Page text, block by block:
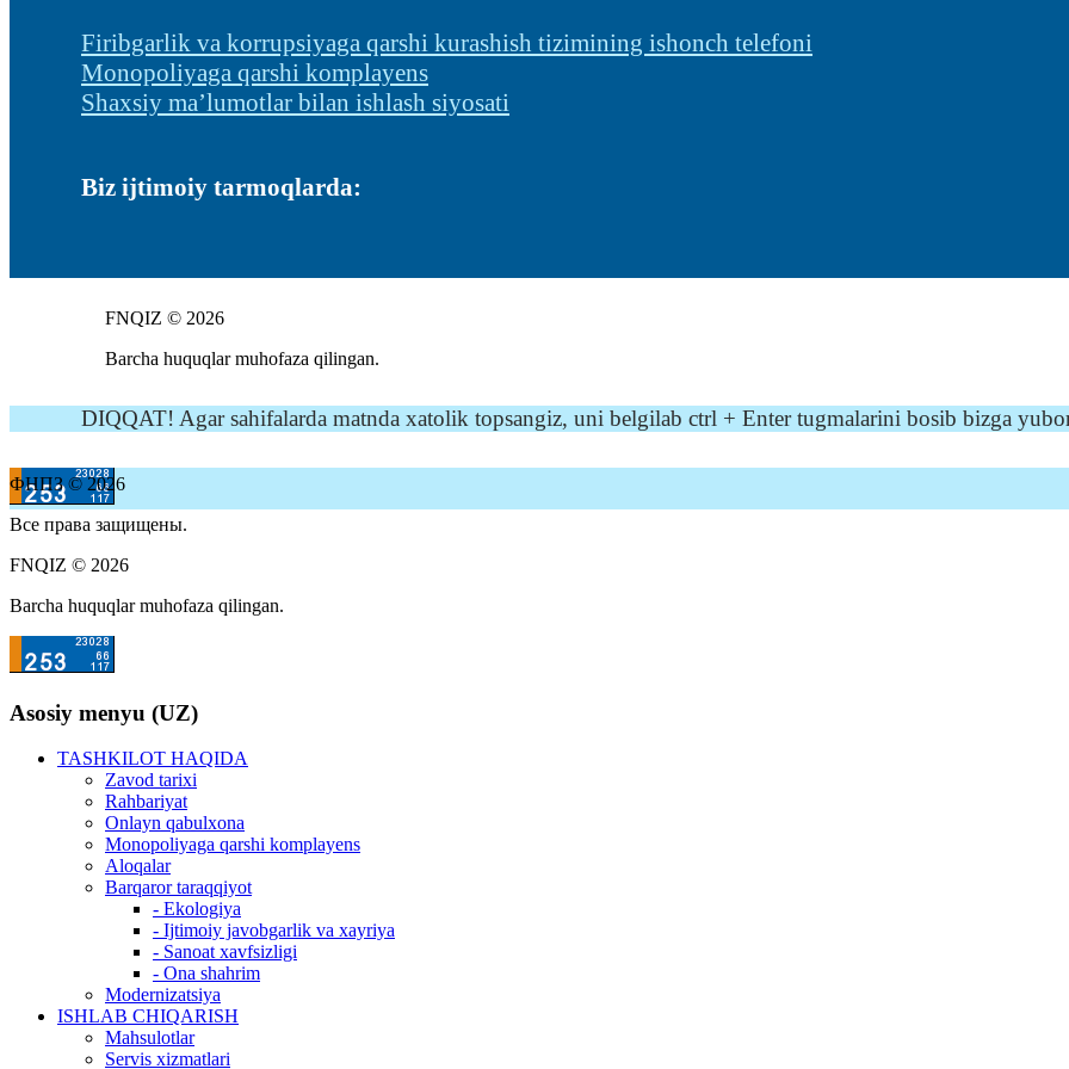
Firibgarlik va korrupsiyaga qarshi kurashish tizimining ishonch telefoni
Monopoliyaga qarshi komplayens
Shaxsiy ma’lumotlar bilan ishlash siyosati
Biz ijtimoiy tarmoqlarda:
FNQIZ © 2026
Barcha huquqlar muhofaza qilingan.
DIQQAT! Agar sahifalarda matnda xatolik topsangiz, uni belgilab ctrl + Enter tugmalarini bosib bizga
ФНПЗ © 2026
Все права защищены.
FNQIZ © 2026
Barcha huquqlar muhofaza qilingan.
Asosiy menyu (UZ)
TASHKILOT HAQIDA
Zavod tarixi
Rahbariyat
Onlayn qabulxona
Monopoliyaga qarshi komplayens
Aloqalar
Barqaror taraqqiyot
- Ekologiya
- Ijtimoiy javobgarlik va xayriya
- Sanoat xavfsizligi
- Ona shahrim
Modernizatsiya
ISHLAB CHIQARISH
Mahsulotlar
Servis xizmatlari